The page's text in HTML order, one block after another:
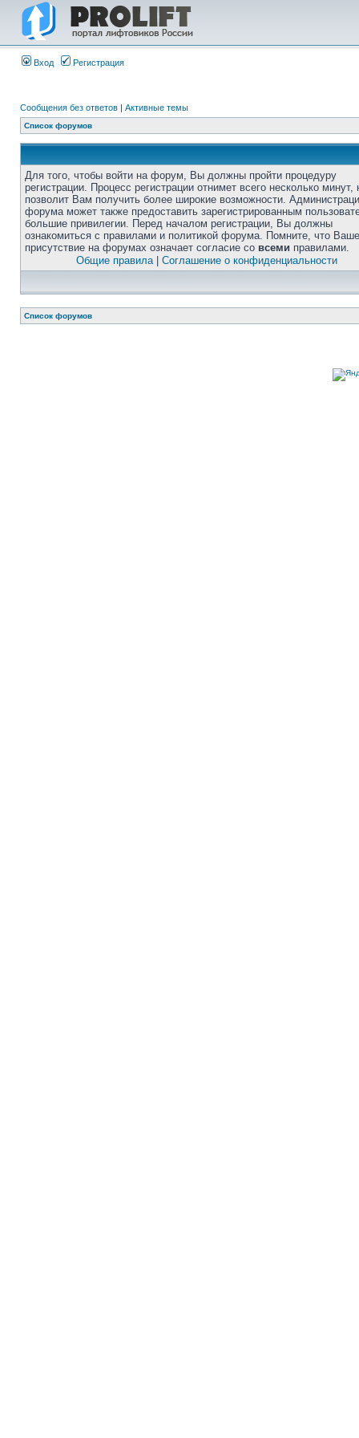
Вход Регистрация
Сообщения без ответов | Активные темы
Список форумов
Для того, чтобы войти на форум, Вы должны пройти процедуру
регистрации. Процесс регистрации отнимет всего несколько минут,
позволит Вам получить более широкие возможности.
форума может также предоставить зарегистрированным
большие привилегии. Перед началом регистрации, Вы должны
ознакомиться с правилами и политикой форума. Помните, что Ваше
присутствие на форумах означает согласие со всеми правилами.
Общие правила| Соглашение о конфиденциальности
Список форумов